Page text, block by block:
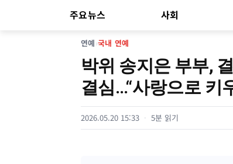
주요뉴스 사회
연예›국내 연예
박위 송지은 부부,
결심…“사랑으로 키
2026.05.20 15:33 5분 읽기